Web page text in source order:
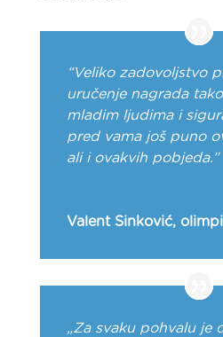
“Veliko zadovoljstvo
uručenje nagrada
mladim ljudima i
pred vama još puno
ali i ovakvih pobjeda.”
Valent Sinković,
„Za svaku pohvalu je